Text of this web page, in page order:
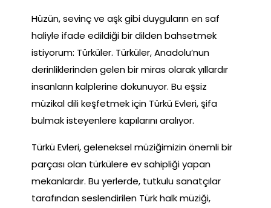
Hüzün, sevinç ve aşk gibi duyguların en saf
haliyle ifade edildiği bir dilden bahsetmek
istiyorum: Türküler. Türküler, Anadolu’nun
derinliklerinden gelen bir miras olarak yıllardır
insanların kalplerine dokunuyor. Bu eşsiz
müzikal dili keşfetmek için Türkü Evleri, şifa
bulmak isteyenlere kapılarını aralıyor.
Türkü Evleri, geleneksel müziğimizin önemli bir
parçası olan türkülere ev sahipliği yapan
mekanlardır. Bu yerlerde, tutkulu sanatçılar
tarafından seslendirilen Türk halk müziği,